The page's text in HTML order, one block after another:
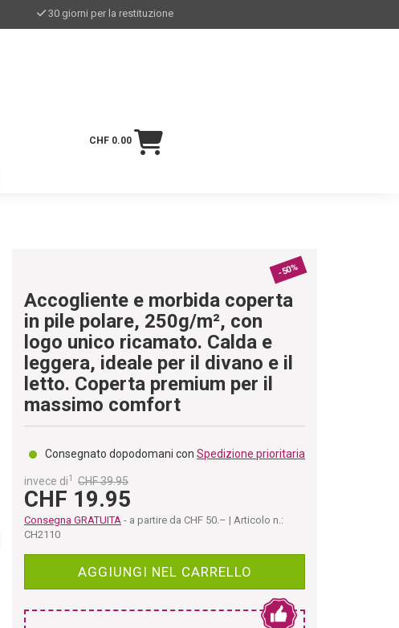
30 giorni per la restituzione
CHF 0.00
-50%
Accogliente e morbida coperta
in pile polare, 250g/m², con
logo unico ricamato. Calda e
leggera, ideale per il divano e il
letto. Coperta premium per il
massimo comfort
Consegnato dopodomani conSpedizione prioritaria
invece di1 CHF 39.95
CHF 19.95
Consegna GRATUITA - a partire da CHF 50.– | Articolo n.:
CH2110
AGGIUNGI NEL CARRELLO